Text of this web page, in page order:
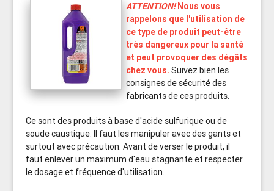
ATTENTION!Nous vous
rappelons que l'utilisation de
ce type de produit peut-être
très dangereux pour la santé
et peut provoquer des dégâts
chez vous. Suivez bien les
consignes de sécurité des
fabricants de ces produits.
Ce sont des produits à base d'acide sulfurique ou de
soude caustique. Il faut les manipuler avec des gants et
surtout avec précaution. Avant de verser le produit, il
faut enlever un maximum d'eau stagnante et respecter
le dosage et fréquence d'utilisation.